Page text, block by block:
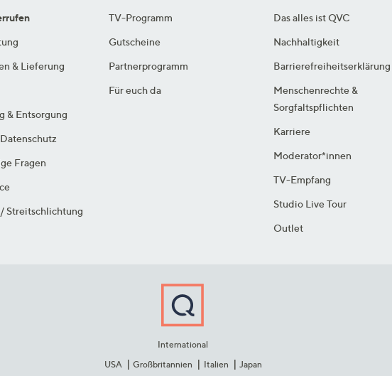
& Lieferung
& Entsorgung
Fragen
Streitschlichtung
TV-Programm
Gutscheine
Partnerprogramm
Für euch da
Das alles ist QVC
Nachhaltigkeit
Barrierefreiheitserklärung
Menschenrechte &
Sorgfaltspflichten
Karriere
Moderator*innen
TV-Empfang
Studio Live Tour
Outlet
International
USA
Großbritannien Italien Japan